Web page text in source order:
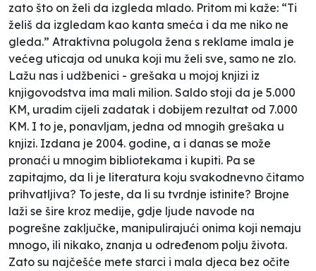
zato što on želi da izgleda mlado. Pritom mi kaže: “Ti
želiš da izgledam kao kanta smeća i da me niko ne
gleda.” Atraktivna polugola žena s reklame imala je
većeg uticaja od unuka koji mu želi sve, samo ne zlo.
Lažu nas i udžbenici - grešaka u mojoj knjizi iz
knjigovodstva ima mali milion. Saldo stoji da je 5.000
KM, uradim cijeli zadatak i dobijem rezultat od 7.000
KM. I to je, ponavljam, jedna od mnogih grešaka u
knjizi. Izdana je 2004. godine, a i danas se može
pronaći u mnogim bibliotekama i kupiti. Pa se
zapitajmo, da li je literatura koju svakodnevno čitamo
prihvatljiva? To jeste, da li su tvrdnje istinite? Brojne
laži se šire kroz medije, gdje ljude navode na
pogrešne zaključke, manipulirajući onima koji nemaju
mnogo, ili nikako, znanja u određenom polju života.
Zato su najčešće mete starci i mala djeca bez očite